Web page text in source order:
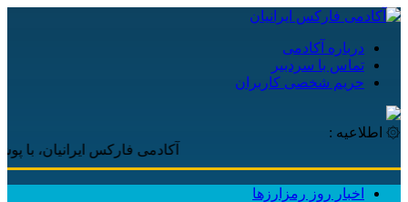
درباره آکادمی
تماس با سردبیر
حریم شخصی کاربران
۞ اطلاعیه :
آکادمی فارکس ایرانیان، با پوشش
اخبار روز رمزارزها